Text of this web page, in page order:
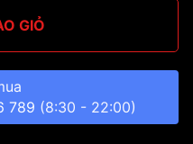
GIỎ
789 (8:30 - 22:00)